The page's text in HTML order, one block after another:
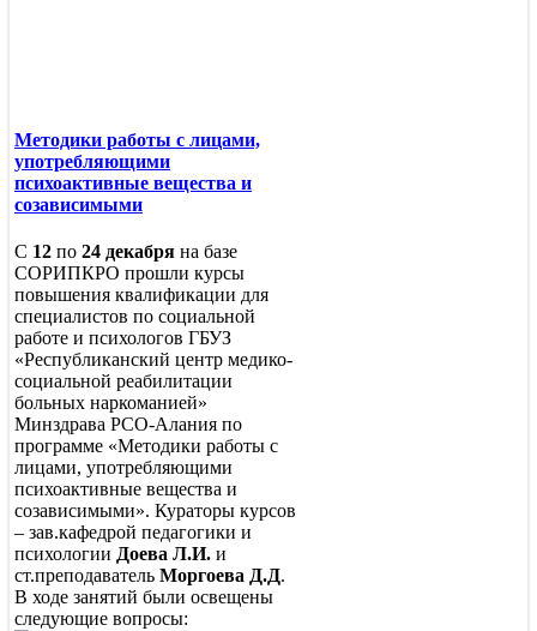
Методики работы с лицами,
употребляющими
психоактивные вещества и
созависимыми
С 12 по 24 декабря на базе
СОРИПКРО прошли курсы
повышения квалификации для
специалистов по социальной
работе и психологов ГБУЗ
«Республиканский центр медико-
социальной реабилитации
больных наркоманией»
Минздрава РСО-Алания по
программе «Методики работы с
лицами, употребляющими
психоактивные вещества и
созависимыми». Кураторы курсов
– зав.кафедрой педагогики и
психологии Доева Л.И. и
ст.преподаватель Моргоева Д.Д.
В ходе занятий были освещены
следующие вопросы: